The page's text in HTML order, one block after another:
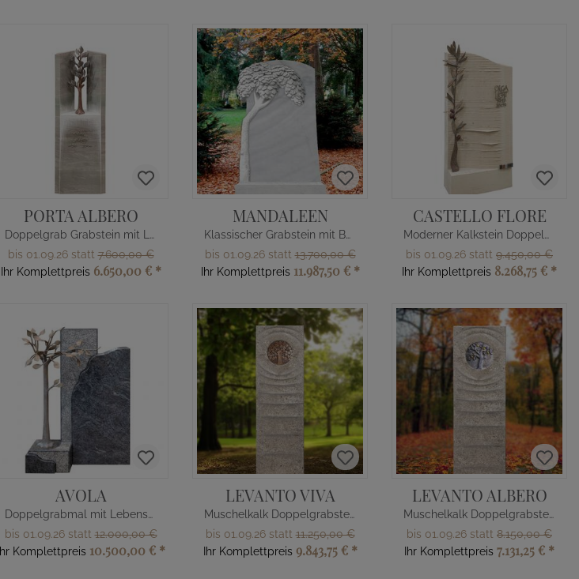
PORTA ALBERO
Doppelgrab Grabstein mit Lebensbaum
bis 01.09.26 statt7.600,00 €
Ihr Komplettpreis 6.650,00 € *
MANDALEEN
Klassischer Grabstein mit Baum Gestaltung
bis 01.09.26 statt13.700,00 €
Ihr Komplettpreis 11.987,50 € *
CASTELLO FLORE
Moderner Kalkstein Doppelgrabstein
bis 01.09.26 statt 9.450,00 €
Ihr Komplettpreis 8.268,75 € *
AVOLA
Doppelgrabmal mit Lebensbaum
bis 01.09.26 statt12.000,00 €
Ihr Komplettpreis 10.500,00 € *
LEVANTO VIVA
Muschelkalk Doppelgrabstein mit Lebensbaum
bis 01.09.26 statt11.250,00 €
Ihr Komplettpreis 9.843,75 € *
LEVANTO ALBERO
Muschelkalk Doppelgrabstein mit Lebensbaum
bis 01.09.26 statt 8.150,00 €
Ihr Komplettpreis 7.131,25 € *